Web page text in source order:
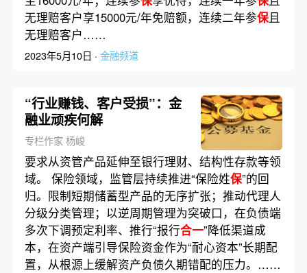
无理赔客户享15000元/年免赔额，连续二年参保且
无理赔客户……
2023年5月10日 · 金融频道
“行业赚钱、客户受损”：金
融业顽疾何解
专栏作家 杨峻
要求从资管产品延伸至银行理财、结构性存款等领
域。 保险领域，监管层持续推进“保险姓保”的回
归。限制短期储蓄型产品的无序扩张；推动代理人
分级分类管理；以逆周期管理为突破口，在负债端
多次下调预定利率、推行“报行合一”降低渠道成
本，在资产端引导保险资金作为“耐心资本”长期配
置，从根源上缓解资产负债久期错配的压力。……